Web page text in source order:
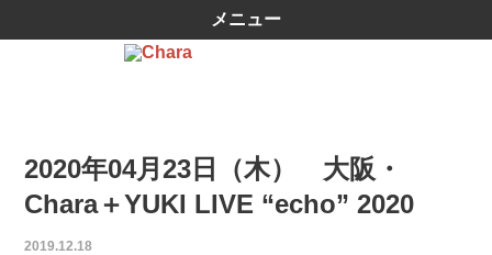
メニュー
2020年04月23日（木） 大阪・
Chara＋YUKI LIVE “echo” 2020
2019.12.18